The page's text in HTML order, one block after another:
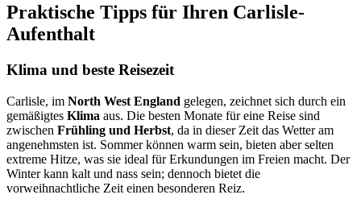
Praktische Tipps für Ihren Carlisle-
Aufenthalt
Klima und beste Reisezeit
Carlisle, im North West England gelegen, zeichnet sich durch ein
gemäßigtes Klima aus. Die besten Monate für eine Reise sind
zwischen Frühling und Herbst, da in dieser Zeit das Wetter am
angenehmsten ist. Sommer können warm sein, bieten aber selten
extreme Hitze, was sie ideal für Erkundungen im Freien macht. Der
Winter kann kalt und nass sein; dennoch bietet die
vorweihnachtliche Zeit einen besonderen Reiz.